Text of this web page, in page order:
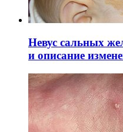
Невус сальных
и описание